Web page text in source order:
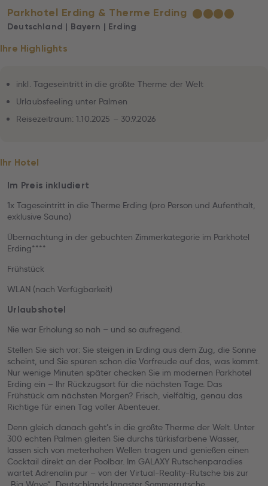
Parkhotel Erding & Therme Erding ★★★★
Deutschland | Bayern | Erding
Ihre Highlights
inkl. Tageseintritt in die größte Therme der Welt
Urlaubsfeeling unter Palmen
Reisezeitraum: 1.10.2025 – 30.9.2026
Ihr Hotel
Im Preis inkludiert
1x Tageseintritt in die Therme Erding (pro Person und Aufenthalt,
exklusive Sauna)
Übernachtung in der gebuchten Zimmerkategorie im Parkhotel
Erding****
Frühstück
WLAN (nach Verfügbarkeit)
Urlaubshotel
Nie war Erholung so nah – und so aufregend.
Stellen Sie sich vor: Sie steigen in Erding aus dem Zug, die Sonne
scheint, und Sie spüren schon die Vorfreude auf das, was kommt.
Nur wenige Minuten später checken Sie im modernen Parkhotel
Erding ein – Ihr Rückzugsort für die nächsten Tage. Das
Frühstück am nächsten Morgen? Frisch, vielfältig, genau das
Richtige für einen Tag voller Abenteuer.
Denn gleich danach geht’s in die größte Therme der Welt. Unter
300 echten Palmen gleiten Sie durchs türkisfarbene Wasser,
lassen sich von meterhohen Wellen tragen und genießen einen
Cocktail direkt an der Poolbar. Im GALAXY Rutschenparadies
wartet Adrenalin pur – von der Virtual-Reality-Rutsche bis zur